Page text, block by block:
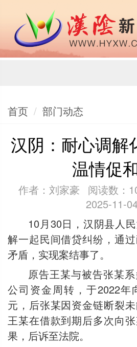
首页 部门动态
汉阴：耐心调解
温情促
作者：刘家豪 阅读数：
2025-11-
10月30日，汉阴县人
解一起民间借贷纠纷，通
矛盾，实现案结事了。
原告王某与被告张某
公司资金周转，于2022年
元，后张某因资金链断裂
王某在借款到期后多次向
果，后诉至法院。